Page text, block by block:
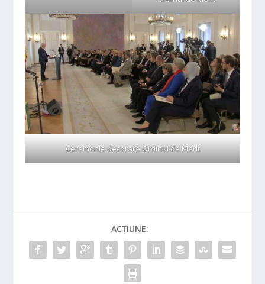
Ceremonie decorare Ordinul de Merit
ACȚIUNE: